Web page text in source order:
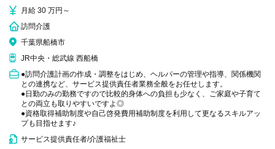
月給 30 万円～
訪問介護
千葉県船橋市
JR中央・総武線 西船橋
●訪問介護計画の作成・調整をはじめ、ヘルパーの管理や指導、関係機関
との連携など、サービス提供責任者業務全般をお任せします。
●日勤のみの勤務ですので比較的身体への負担も少なく、ご家庭や子育て
との両立も取りやすいですよ◎
●資格取得補助制度や自己啓発費用補助制度を利用して更なるスキルアッ
プも目指せます♪
サービス提供責任者/介護福祉士